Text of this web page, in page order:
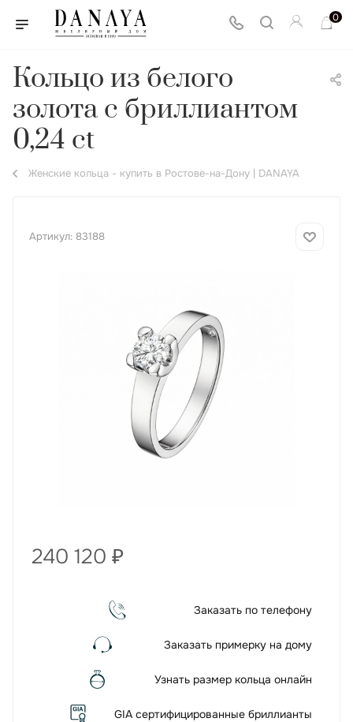
0
Кольцо из белого
золота с бриллиантом
0,24 ct
Женские кольца - купить в Ростове-на-Дону | DANAYA
Артикул: 83188
240 120 ₽
Заказать по телефону
Заказать примерку на дому
Узнать размер кольца онлайн
GIA сертифицированные бриллианты